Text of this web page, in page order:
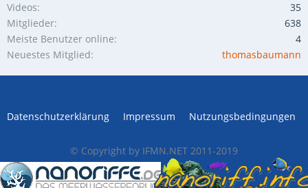
Videos
35
Mitglieder
638
Meiste Benutzer online
4
Neuestes Mitglied
thomasbaumann
Datenschutzerklärung Impressum Nutzungsbedingungen
© Copyright by IFMN.NET 2011-2019